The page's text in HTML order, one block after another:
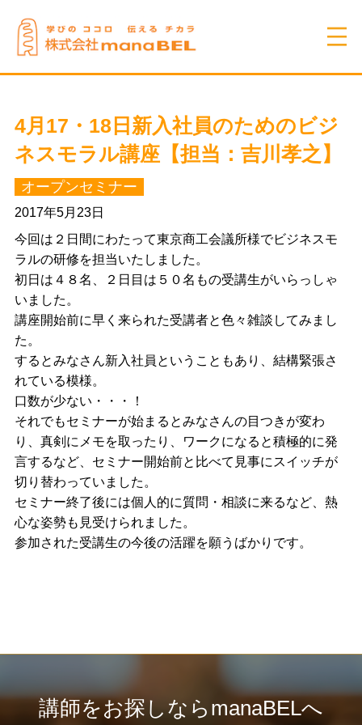
4月17・18日新入社員のためのビジ
ネスモラル講座【担当：吉川孝之】
オープンセミナー
2017年5月23日
今回は２日間にわたって東京商工会議所様でビジネスモ
ラルの研修を担当いたしました。
初日は４８名、２日目は５０名もの受講生がいらっしゃ
いました。
講座開始前に早く来られた受講者と色々雑談してみまし
た。
するとみなさん新入社員ということもあり、結構緊張さ
れている模様。
口数が少ない・・・！
それでもセミナーが始まるとみなさんの目つきが変わ
り、真剣にメモを取ったり、ワークになると積極的に発
言するなど、セミナー開始前と比べて見事にスイッチが
切り替わっていました。
セミナー終了後には個人的に質問・相談に来るなど、熱
心な姿勢も見受けられました。
参加された受講生の今後の活躍を願うばかりです。
講師をお探しならmanaBELへ